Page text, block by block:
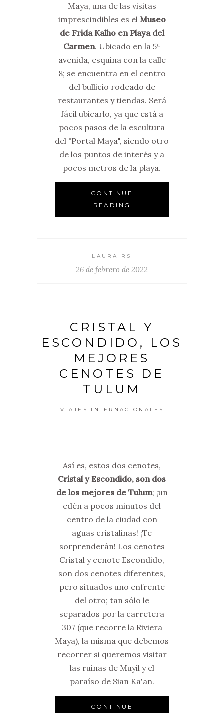
Maya, una de las visitas
imprescindibles es el Museo
de Frida Kalho en Playa del
Carmen. Ubicado en la 5ª
avenida, esquina con la calle
8; se encuentra en el centro
del bullicio rodeado de
restaurantes y tiendas. Será
fácil ubicarlo, ya que está a
pocos pasos de la escultura
del "Portal Maya", siendo otro
de los puntos de interés y a
pocos metros de la playa.
CONTINUE
READING
LAURA RS
26 de febrero de 2022
CRISTAL Y
ESCONDIDO, LOS
MEJORES
CENOTES DE
TULUM
VIAJES INTERNACIONALES
Así es, estos dos cenotes,
Cristal y Escondido, son dos
de los mejores de Tulum; ¡un
edén a pocos minutos del
centro de la ciudad con
aguas cristalinas! ¡Te
sorprenderán! Los cenotes
Cristal y cenote Escondido,
son dos cenotes diferentes,
pero situados uno enfrente
del otro; tan sólo le
separados por la carretera
307 (que recorre la Riviera
Maya), la misma que debemos
recorrer si queremos visitar
las ruinas de Muyil y el
paraíso de Sian Ka'an.
CONTINUE